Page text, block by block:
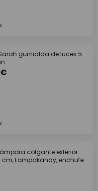
guirnalda de luces 5
colgante exterior
cm, Lampakanay, enchufe